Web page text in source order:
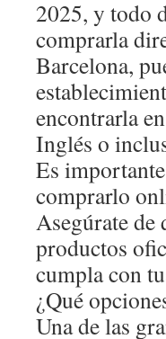
2025, y todo
comprarla
Barcelona,
encontrarla
Inglés o
Es
comprarlo
Asegúrate de
productos
cumpla con
¿Qué
Una de las